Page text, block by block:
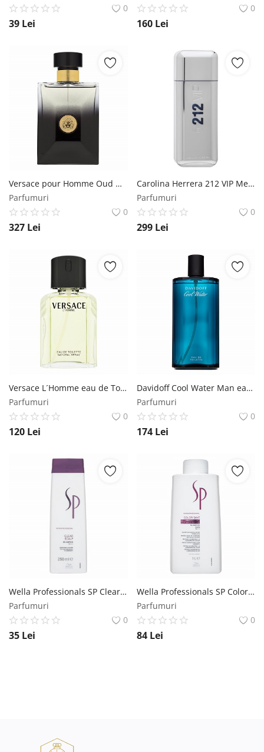
0
39 Lei
0
160 Lei
Versace pour Homme Oud Noir eau de Parfum pentru barbati 100 ml Versace
Parfumuri
0
327 Lei
Carolina Herrera 212 VIP Men eau de Toilette pentru barbati 100 ml Carolina Herrera
Parfumuri
0
299 Lei
Versace L´Homme eau de Toilette pentru barbati 100 ml Versace
Parfumuri
0
120 Lei
Davidoff Cool Water Man eau de Toilette pentru barbati 200 ml Davidoff
Parfumuri
0
174 Lei
Wella Professionals SP Clear Scalp Shampoo sampon anti mătreată 250 ml Wella Professionals
Parfumuri
0
35 Lei
Wella Professionals SP Color Save Shampoo sampon pentru păr vopsit 1000 ml Wella Professionals
Parfumuri
0
84 Lei